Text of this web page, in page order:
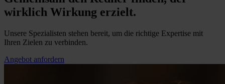
wirklich Wirkung erzielt.
Unsere Spezialisten stehen bereit, um die richtige Expertise mit
Ihren Zielen zu verbinden.
Angebot anfordern